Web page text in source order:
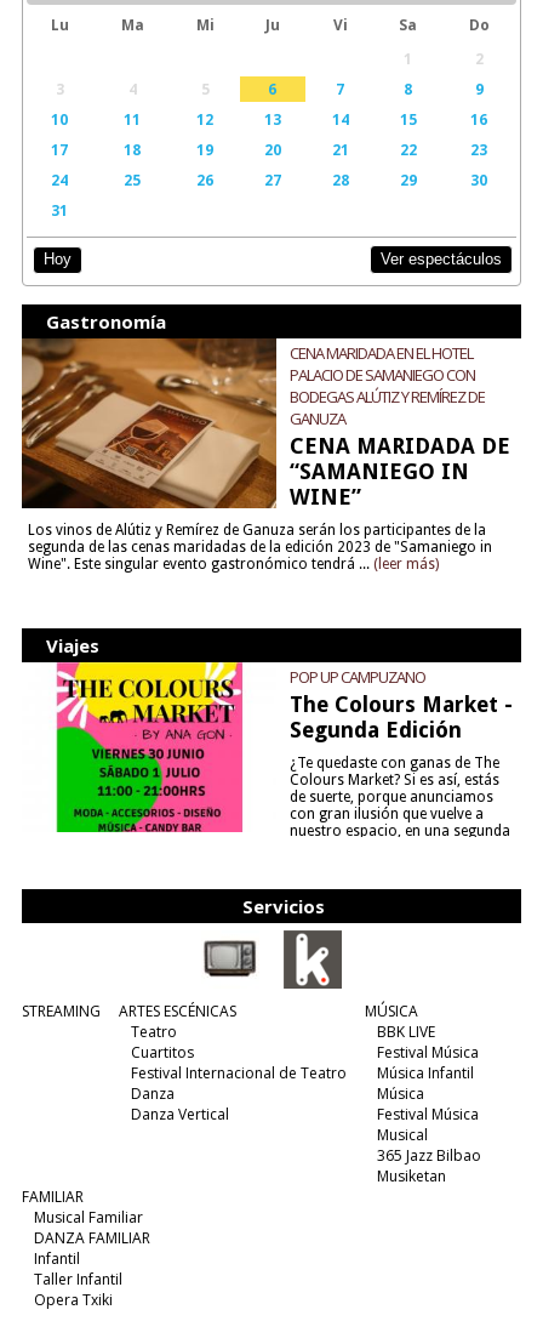
Lu Ma Mi Ju Vi Sa
Do
1
2
3
4 5 6 7 8
9
10
11 12 13 14 15
16
17
18 19 20 21 22
23
24
25 26 27 28 29
30
31
Hoy Ver espectáculos
Gastronomía
CENA MARIDADA EN EL HOTEL
PALACIO DE SAMANIEGO CON
BODEGAS ALÚTIZ Y REMÍREZ DE
GANUZA
CENA MARIDADA DE
“SAMANIEGO IN
WINE”
Los vinos de Alútiz y Remírez de Ganuza serán los participantes de la
segunda de las cenas maridadas de la edición 2023 de "Samaniego in
Wine". Este singular evento gastronómico tendrá ... (leer más)
Viajes
POP UP CAMPUZANO
The Colours Market -
Segunda Edición
¿Te quedaste con ganas de The
Colours Market? Si es así, estás
de suerte, porque anunciamos
con gran ilusión que vuelve a
nuestro espacio, en una segunda
Servicios
STREAMING
ARTES ESCÉNICAS
Teatro
Cuartitos
Festival Internacional de Teatro
Danza
Danza Vertical
MÚSICA
BBK LIVE
Festival Música
Música Infantil
Música
Festival Música
Musical
365 Jazz Bilbao
Musiketan
FAMILIAR
Musical Familiar
DANZA FAMILIAR
Infantil
Taller Infantil
Opera Txiki